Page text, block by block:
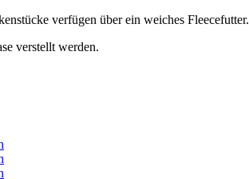
verfügen über ein weiches Fleecefutter.
verstellt werden.